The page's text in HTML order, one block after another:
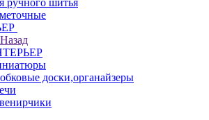
ручного шитья
Назад
доски,органайзеры